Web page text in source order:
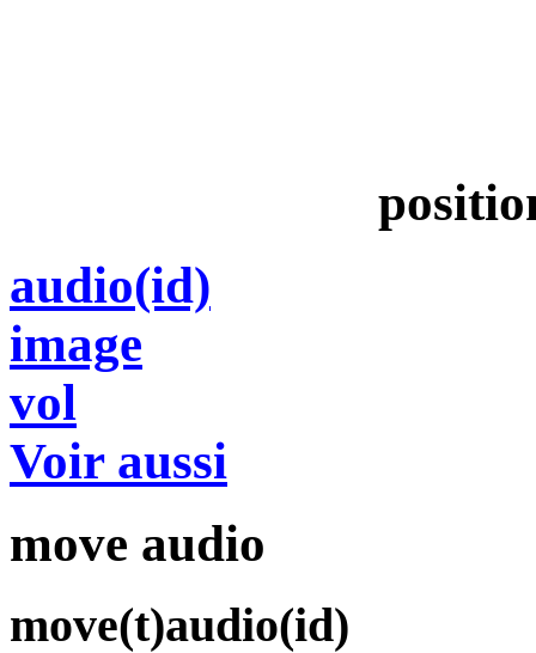
audio(id)
image
vol
Voir aussi
move audio
move(t)audio(id)